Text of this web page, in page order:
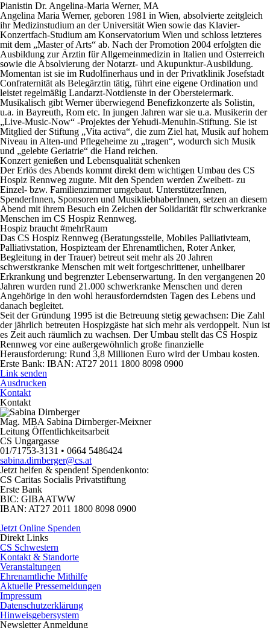
Pianistin Dr. Angelina-Maria Werner, MA
Angelina Maria Werner, geboren 1981 in Wien, absolvierte zeitgleich
ihr Medizinstudium an der Universität Wien sowie das Klavier‐
Konzertfach‐Studium am Konservatorium Wien und schloss letzteres
mit dem „Master of Arts“ ab. Nach der Promotion 2004 erfolgten die
Ausbildung zur Ärztin für Allgemeinmedizin in Italien und Österreich
sowie die Absolvierung der Notarzt- und Akupunktur-Ausbildung.
Momentan ist sie im Rudolfinerhaus und in der Privatklinik Josefstadt
Confraternität als Belegärztin tätig, führt eine eigene Ordination und
leistet regelmäßig Landarzt-Notdienste in der Obersteiermark.
Musikalisch gibt Werner überwiegend Benefizkonzerte als Solistin,
u.a. in Bayreuth, Rom etc. In jungen Jahren war sie u.a. Musikerin der
„Live‐Music-Now“ ‐Projektes der Yehudi‐Menuhin‐Stiftung. Sie ist
Mitglied der Stiftung „Vita activa“, die zum Ziel hat, Musik auf hohem
Niveau in Alten‐und Pflegeheime zu „tragen“, wodurch sich Musik
und „gelebte Geriatrie“ die Hand reichen.
Konzert genießen und Lebensqualität schenken
Der Erlös des Abends kommt direkt dem wichtigen Umbau des CS
Hospiz Rennweg zugute. Mit den Spenden werden Zweibett- zu
Einzel- bzw. Familienzimmer umgebaut. UnterstützerInnen,
SpenderInnen, Sponsoren und MusikliebhaberInnen, setzen an diesem
Abend mit ihrem Besuch ein Zeichen der Solidarität für schwerkranke
Menschen im CS Hospiz Rennweg.
Hospiz braucht #mehrRaum
Das CS Hospiz Rennweg (Beratungsstelle, Mobiles Palliativteam,
Palliativstation, Hospizteam der Ehrenamtlichen, Roter Anker,
Begleitung in der Trauer) betreut seit mehr als 20 Jahren
schwerstkranke Menschen mit weit fortgeschrittener, unheilbarer
Erkrankung und begrenzter Lebenserwartung. In den vergangenen 20
Jahren wurden rund 21.000 schwerkranke Menschen und deren
Angehörige in den wohl herausforderndsten Tagen des Lebens und
danach begleitet.
Seit der Gründung 1995 ist die Betreuung stetig gewachsen: Die Zahl
der jährlich betreuten Hospizgäste hat sich mehr als verdoppelt. Nun ist
es Zeit auch räumlich zu wachsen. Der Umbau stellt das CS Hospiz
Rennweg vor eine außergewöhnlich große finanzielle
Herausforderung: Rund 3,8 Millionen Euro wird der Umbau kosten.
Erste Bank: IBAN: AT27 2011 1800 8098 0900
Link senden
Ausdrucken
Kontakt
Kontakt
Mag. MBA Sabina Dirnberger-Meixner
Leitung Öffentlichkeitsarbeit
CS Ungargasse
01/71753-3131 • 0664 5486424
sabina.dirnberger@cs.at
Jetzt helfen & spenden! Spendenkonto:
CS Caritas Socialis Privatstiftung
Erste Bank
BIC: GIBAATWW
IBAN: AT27 2011 1800 8098 0900
Jetzt Online Spenden
Direkt Links
CS Schwestern
Kontakt & Standorte
Veranstaltungen
Ehrenamtliche Mithilfe
Aktuelle Pressemeldungen
Impressum
Datenschutzerklärung
Hinweisgebersystem
NewsletterAnmeldung